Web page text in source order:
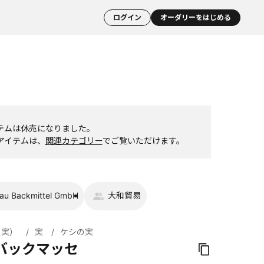
ログイン オーダリーをはじめる
ムは休売になりました。
テムは、 関連カテゴリーでご覧いただけます。
Backmittel GmbH 大和貿易
） 実 ケシの実
ックマッセ